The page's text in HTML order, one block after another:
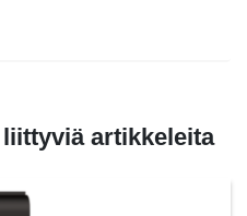
artikkeleita